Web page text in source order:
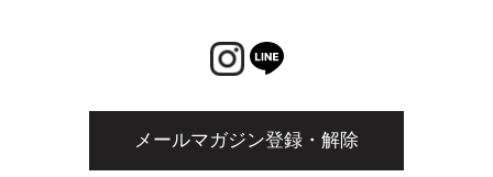
メールマガジン登録・解除